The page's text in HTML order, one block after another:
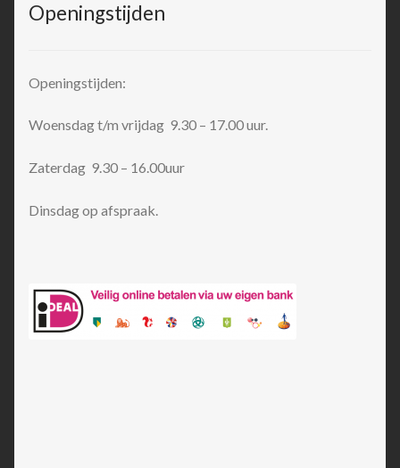
Openingstijden
Openingstijden:
Woensdag t/m vrijdag 9.30 – 17.00 uur.
Zaterdag 9.30 – 16.00uur
Dinsdag op afspraak.